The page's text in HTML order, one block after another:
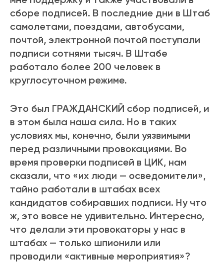
сборе подписей. В последние дни в Штаб
самолетами, поездами, автобусами,
почтой, электронной почтой поступали
подписи сотнями тысяч. В Штабе
работало более 200 человек в
круглосуточном режиме.
Это был ГРАЖДАНСКИЙ сбор подписей, и
в этом была наша сила. Но в таких
условиях мы, конечно, были уязвимыми
перед различными провокациями. Во
время проверки подписей в ЦИК, нам
сказали, что «их люди — осведомители»,
тайно работали в штабах всех
кандидатов собиравших подписи. Ну что
ж, это вовсе не удивительно. Интересно,
что делали эти провокаторы у нас в
штабах — только шпионили или
проводили «активные мероприятия»?